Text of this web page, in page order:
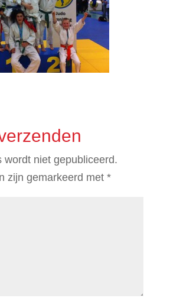
wordt niet gepubliceerd.
zijn gemarkeerd met *